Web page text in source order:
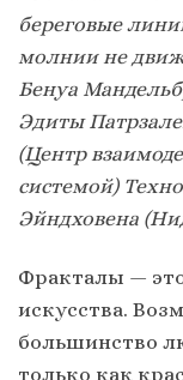
береговые
молнии не
Бенуа
Эдиты
(Центр
системой)
Эйндховена
Фракталы —
искусства.
большинство
только как